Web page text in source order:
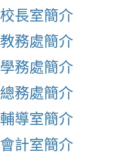
校長室簡介
教務處簡介
學務處簡介
總務處簡介
輔導室簡介
會計室簡介